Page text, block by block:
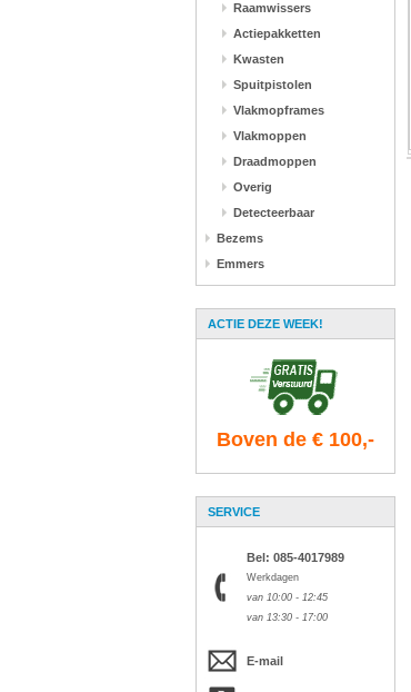
Raamwissers
Actiepakketten
Kwasten
Spuitpistolen
Vlakmopframes
Vlakmoppen
Draadmoppen
Overig
Detecteerbaar
Bezems
Emmers
ACTIE DEZE WEEK!
Boven de € 100,-
SERVICE
Bel: 085-4017989
Werkdagen
van 10:00 - 12:45
van 13:30 - 17:00
E-mail